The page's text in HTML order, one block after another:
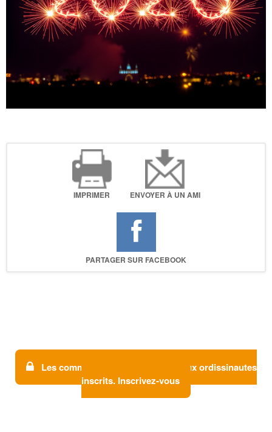
IMPRIMER ENVOYER À UN AMI
PARTAGER SUR FACEBOOK
Les commentaires sont réservés aux ordissinautes
inscrits. Inscrivez-vous